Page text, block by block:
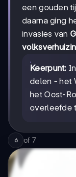
een gouden
daarna ging
invasies van
Keerpunt:
delen - het
het Oost-
overleefde
6 of 7